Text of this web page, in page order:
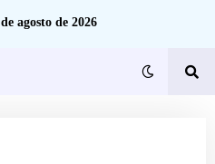
agosto de 2026